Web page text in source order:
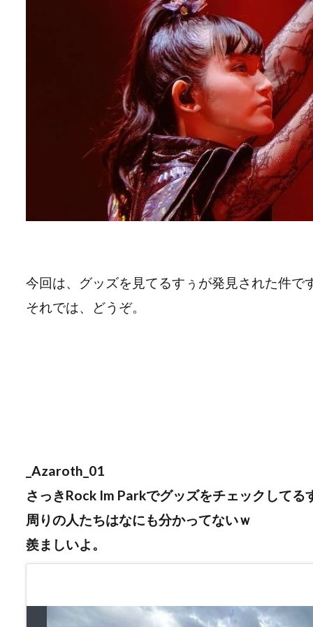
今回は、グッズを見てるすぅが発見された件で
それでは、どうぞ。
_Azaroth_01
さっきRock Im Parkでグッズをチェックしてる
周りの人たちはなにも分かってないｗ
羨ましいよ。